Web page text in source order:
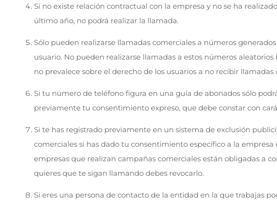
Si no existe relación contractual con la empresa y no se ha
último año, no podrá realizar la llamada.
Sólo pueden realizarse llamadas comerciales a números
usuario. No pueden realizarse llamadas a estos números
no prevalece sobre el derecho de los usuarios a no recibir llamadas
Si tu número de teléfono figura en una guía de abonados sólo
previamente tu consentimiento expreso, que debe constar con
Si te has registrado previamente en un sistema de exclusión
comerciales si has dado tu consentimiento específico a la
empresas que realizan campañas comerciales están obligadas a
quieres que te sigan llamando debes revocarlo.
Si eres una persona de contacto de la entidad en la que trabajas